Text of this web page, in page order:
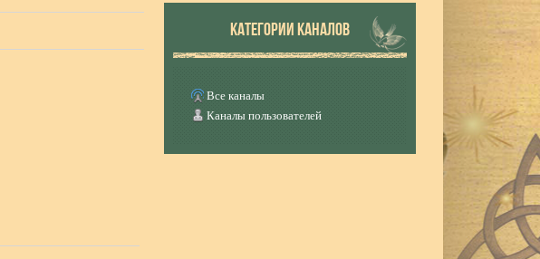
КАТЕГОРИИ КАНАЛОВ
Все каналы
Каналы пользователей